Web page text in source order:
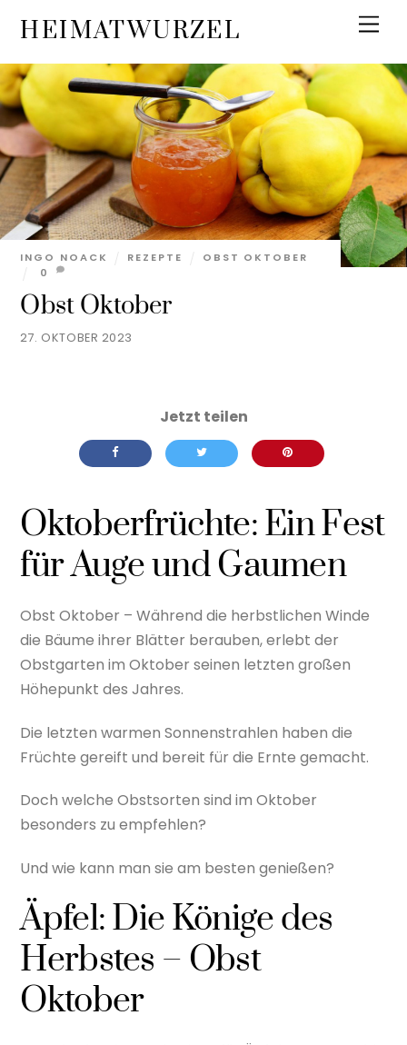
content
HEIMATWURZEL
27. OKTOBER 2023
Obst Oktober
INGO NOACK REZEPTE
OBST OKTOBER
0
Oktoberfrüchte: Ein Fest
für Auge und Gaumen
Obst Oktober – Während die herbstlichen Winde
die Bäume ihrer Blätter berauben, erlebt der
Obstgarten im Oktober seinen letzten großen
Höhepunkt des Jahres.
Die letzten warmen Sonnenstrahlen haben die
Früchte gereift und bereit für die Ernte gemacht.
Doch welche Obstsorten sind im Oktober
besonders zu empfehlen?
Und wie kann man sie am besten genießen?
Äpfel: Die Könige des
Herbstes – Obst
Oktober